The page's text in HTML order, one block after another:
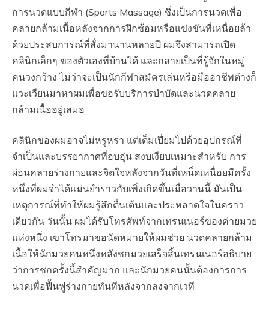
การนวดแบบกีฬา (Sports Massage) ซึ่งเป็นการนวดเพื่อ
คลายกล้ามเนื้อหลังจากการฝึกซ้อมหรือแข่งขันที่เหนื่อยล้า
ด้วยประสบการณ์ที่สั่งมานานหลายปี ผมจึงสามารถเปิด
คลินิกเล็กๆ ของตัวเองที่บ้านได้ และกลายเป็นที่รู้จักในหมู่
คนวงกว้าง ไม่ว่าจะเป็นนักกีฬาสมัครเล่นหรือมืออาชีพต่างก็
แวะเวียนมาหาผมเพื่อขอรับบริการบำบัดและนวดคลาย
กล้ามเนื้ออยู่เสมอ
คลินิกของผมอาจไม่หรูหรา แต่เต็มเปี่ยมไปด้วยอุปกรณ์ที่
จำเป็นและบรรยากาศที่อบอุ่น สงบเงียบเหมาะสำหรับ การ
ผ่อนคลายร่างกายและจิตใจหลังจากวันที่เหน็ดเหนื่อยมีครั้ง
หนึ่งที่ผมจำได้แม่นยำราวกับเพิ่งเกิดขึ้นเมื่อวานนี้ มันเป็น
เหตุการณ์ที่ทำให้ผมรู้สึกตื่นเต้นและประหลาดใจในคราว
เดียวกัน วันนั้น ผมได้รับโทรศัพท์จากเทรนเนอร์ของค่ายมวย
แห่งหนึ่ง เขาโทรมาขอนัดหมายให้ผมช่วย นวดคลายกล้าม
เนื้อให้นักมวยคนหนึ่งหลังชกมวยเสร็จสิ้นเทรนเนอร์อธิบาย
ว่าการชกครั้งนี้สำคัญมาก และนักมวยคนนั้นต้องการการ
นวดเพื่อฟื้นฟูร่างกายทันทีหลังจากลงจากเวที